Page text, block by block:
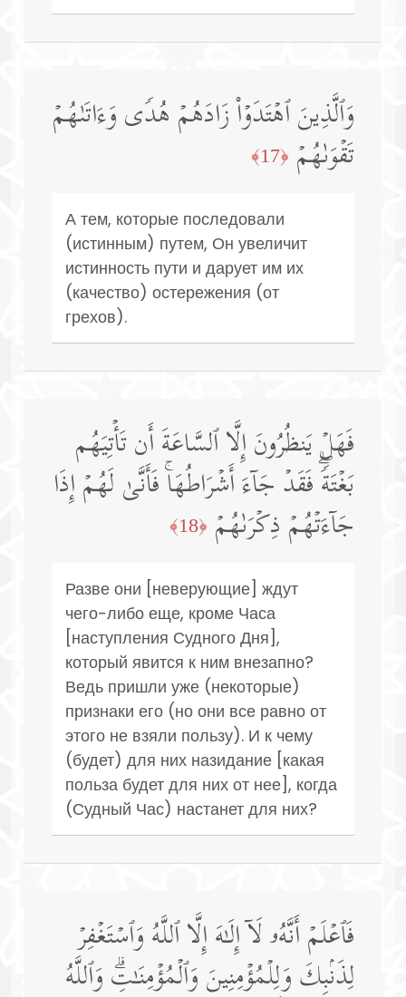
وَٱلَّذِینَ ٱهۡتَدَوۡا۟ زَادَهُمۡ هُدࣰى وَءَاتَىٰهُمۡ
تَقۡوَىٰهُمۡ ﴿17﴾
А тем, которые последовали
(истинным) путем, Он увеличит
истинность пути и дарует им их
(качество) остережения (от
грехов).
فَهَلۡ یَنظُرُونَ إِلَّا ٱلسَّاعَةَ أَن تَأۡتِیَهُم
بَغۡتَةࣰۖ فَقَدۡ جَاۤءَ أَشۡرَاطُهَاۚ فَأَنَّىٰ لَهُمۡ إِذَا
جَاۤءَتۡهُمۡ ذِكۡرَىٰهُمۡ ﴿18﴾
Разве они [неверующие] ждут
чего-либо еще, кроме Часа
[наступления Судного Дня],
который явится к ним внезапно?
Ведь пришли уже (некоторые)
признаки его (но они все равно от
этого не взяли пользу). И к чему
(будет) для них назидание [какая
польза будет для них от нее], когда
(Судный Час) настанет для них?
فَٱعۡلَمۡ أَنَّهُۥ لَاۤ إِلَـٰهَ إِلَّا ٱللَّهُ وَٱسۡتَغۡفِرۡ
لِذَنۢبِكَ وَلِلۡمُؤۡمِنِینَ وَٱلۡمُؤۡمِنَـٰتِۗ وَٱللَّهُ